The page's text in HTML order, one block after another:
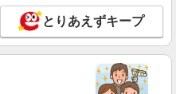
とりあえずキープ